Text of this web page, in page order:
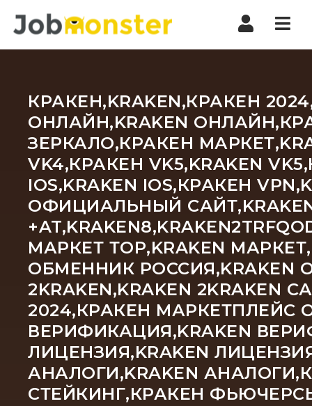
КРАКЕН,KRAKEN,КРАКЕН
ОНЛАЙН,KRAKEN
ЗЕРКАЛО,КРАКЕН
VK4,КРАКЕН VK5,KRAKEN
IOS,KRAKEN IOS,КРАКЕН
ОФИЦИАЛЬНЫЙ САЙТ,KRAKEN
МАРКЕТ ТОР,KRAKEN
ОБМЕННИК РОССИЯ,KRAKEN
2KRAKEN,KRAKEN
2024,КРАКЕН МАРКЕТПЛЕЙС
ВЕРИФИКАЦИЯ,KRAKEN
ЛИЦЕНЗИЯ,KRAKEN
АНАЛОГИ,KRAKEN
СТЕЙКИНГ,КРАКЕН